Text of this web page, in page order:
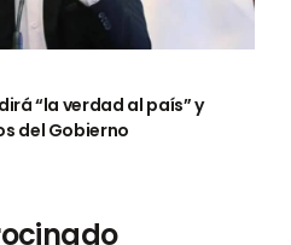
“la verdad al país” y
del Gobierno